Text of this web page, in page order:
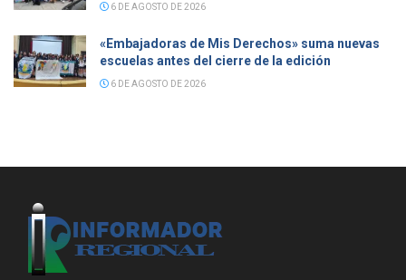
6 DE AGOSTO DE 2026
«Embajadoras de Mis Derechos» suma nuevas
escuelas antes del cierre de la edición
6 DE AGOSTO DE 2026